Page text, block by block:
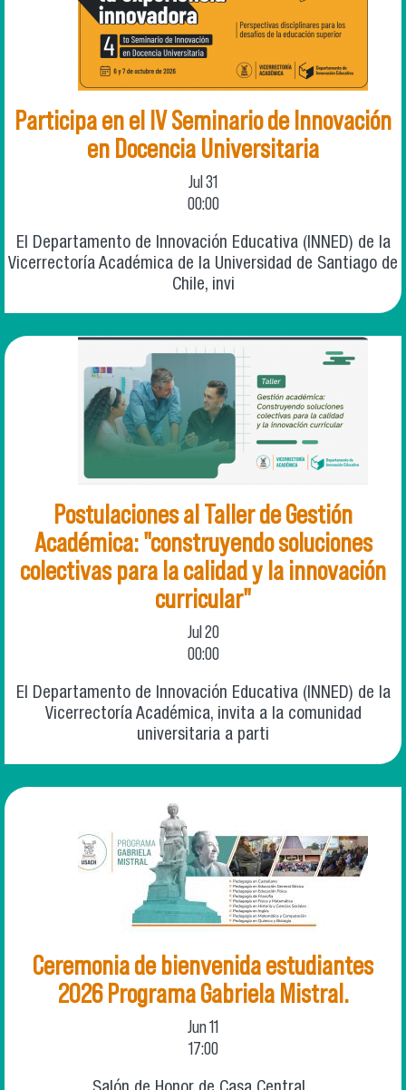
Participa en el IV Seminario de Innovación
en Docencia Universitaria
Jul31
00:00
El Departamento de Innovación Educativa (INNED) de la
Vicerrectoría Académica de la Universidad de Santiago de
Chile, invi
Postulaciones al Taller de Gestión
Académica: "construyendo soluciones
colectivas para la calidad y la innovación
curricular"
Jul 20
00:00
El Departamento de Innovación Educativa (INNED) de la
Vicerrectoría Académica, invita a la comunidad
universitaria a parti
Ceremonia de bienvenida estudiantes
2026 Programa Gabriela Mistral.
Jun11
17:00